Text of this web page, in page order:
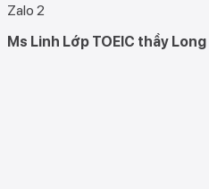
Zalo 2
Ms Linh Lớp TOEIC thầy Long